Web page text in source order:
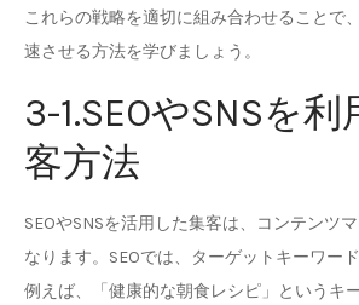
これらの戦略を適切に組み合わせることで
速させる方法を学びましょう。
3-1.SEOやSNSを
客方法
SEOやSNSを活用した集客は、コンテンツ
なります。SEOでは、ターゲットキーワー
例えば、「健康的な朝食レシピ」というキ